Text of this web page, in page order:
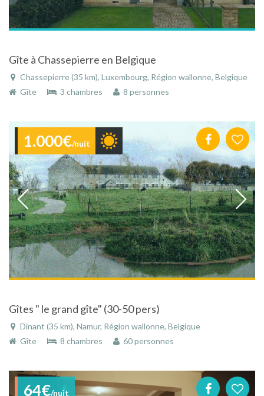
Gîte à Chassepierre en Belgique
Chassepierre (35 km), Luxembourg, Région wallonne, Belgique
Gîte
3 chambres 8 personnes
1.000€/nuit
Gîtes " le grand gîte" (30-50 pers)
Dinant (35 km), Namur, Région wallonne, Belgique
Gîte
8 chambres 60 personnes
64€/nuit